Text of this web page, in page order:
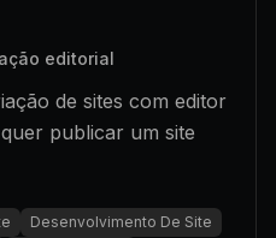
editorial
de sites com editor
publicar um site
Desenvolvimento De Site